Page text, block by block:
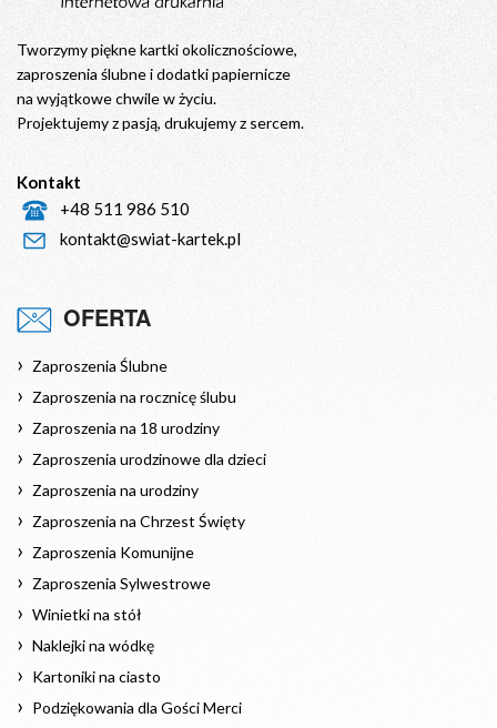
Tworzymy piękne kartki okolicznościowe,
zaproszenia ślubne i dodatki papiernicze
na wyjątkowe chwile w życiu.
Projektujemy z pasją, drukujemy z sercem.
Kontakt
+48 511 986 510
kontakt@swiat-kartek.pl
OFERTA
Zaproszenia Ślubne
Zaproszenia na rocznicę ślubu
Zaproszenia na 18 urodziny
Zaproszenia urodzinowe dla dzieci
Zaproszenia na urodziny
Zaproszenia na Chrzest Święty
Zaproszenia Komunijne
Zaproszenia Sylwestrowe
Winietki na stół
Naklejki na wódkę
Kartoniki na ciasto
Podziękowania dla Gości Merci